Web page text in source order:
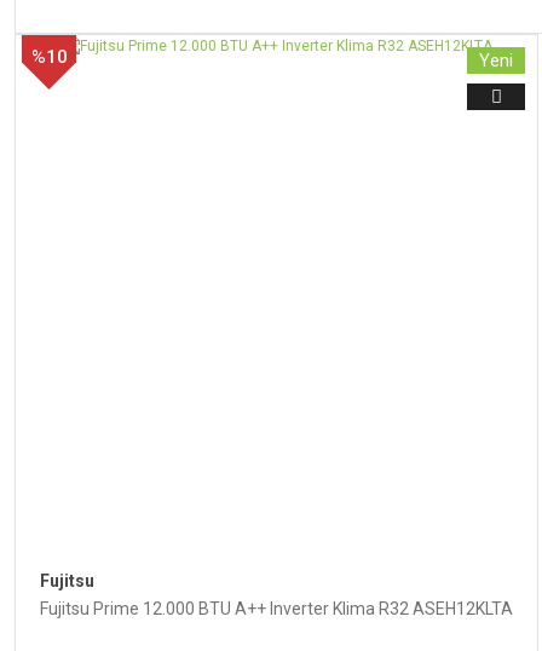
%10 Yeni
Fujitsu
Fujitsu Prime 12.000 BTU A++ Inverter Klima R32 ASEH12KLTA